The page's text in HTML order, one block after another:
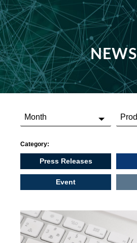
NEWS
Category:
Press Releases
Event